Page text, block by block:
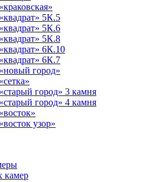
5К.5
5К.6
5К.8
6К.10
6К.7
город»
город» 3 камня
город» 4 камня
узор»
камер